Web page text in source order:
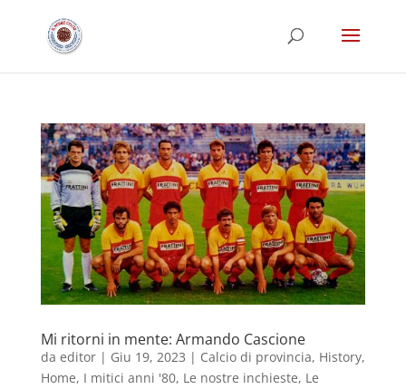
Mi ritorni in mente: Armando Cascione
da editor| Giu 19, 2023 | Calcio di provincia, History,
Home, I mitici anni '80, Le nostre inchieste, Le